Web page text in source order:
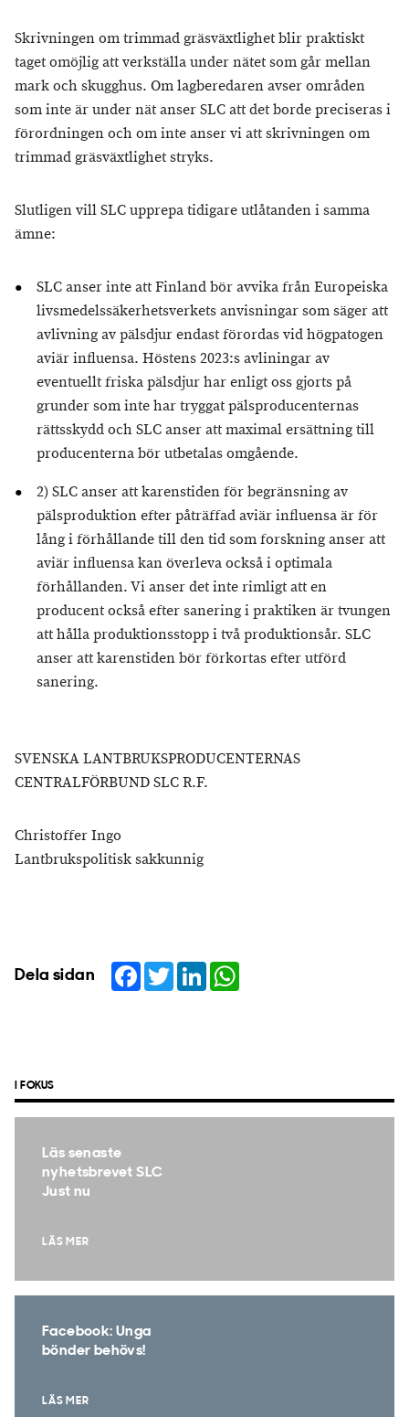
Skrivningen om trimmad gräsväxtlighet blir praktiskt
taget omöjlig att verkställa under nätet som går mellan
mark och skugghus. Om lagberedaren avser områden
som inte är under nät anser SLC att det borde preciseras i
förordningen och om inte anser vi att skrivningen om
trimmad gräsväxtlighet stryks.
Slutligen vill SLC upprepa tidigare utlåtanden i samma
ämne:
SLC anser inte att Finland bör avvika från Europeiska
livsmedelssäkerhetsverkets anvisningar som säger att
avlivning av pälsdjur endast förordas vid högpatogen
aviär influensa. Höstens 2023:s avliningar av
eventuellt friska pälsdjur har enligt oss gjorts på
grunder som inte har tryggat pälsproducenternas
rättsskydd och SLC anser att maximal ersättning till
producenterna bör utbetalas omgående.
2) SLC anser att karenstiden för begränsning av
pälsproduktion efter påträffad aviär influensa är för
lång i förhållande till den tid som forskning anser att
aviär influensa kan överleva också i optimala
förhållanden. Vi anser det inte rimligt att en
producent också efter sanering i praktiken är tvungen
att hålla produktionsstopp i två produktionsår. SLC
anser att karenstiden bör förkortas efter utförd
sanering.
SVENSKA LANTBRUKSPRODUCENTERNAS
CENTRALFÖRBUND SLC R.F.
Christoffer Ingo
Lantbrukspolitisk sakkunnig
Dela sidan Facebook
TwitterLinkedIn
I FOKUS
Läs senaste
nyhetsbrevet SLC
Just nu
LÄS MER
Facebook: Unga
bönder behövs!
LÄS MER